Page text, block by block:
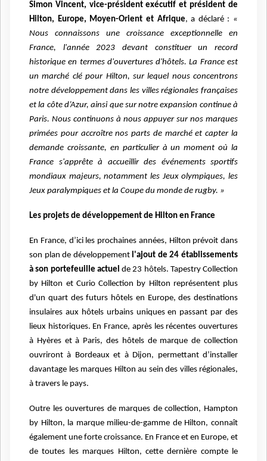
Simon Vincent, vice-président exécutif et président de
Hilton, Europe, Moyen-Orient et Afrique, a déclaré : «
Nous connaissons une croissance exceptionnelle en
France, l'année 2023 devant constituer un record
historique en termes d'ouvertures d'hôtels. La France est
un marché clé pour Hilton, sur lequel nous concentrons
notre développement dans les villes régionales françaises
et la côte d’Azur, ainsi que sur notre expansion continue à
Paris. Nous continuons à nous appuyer sur nos marques
primées pour accroître nos parts de marché et capter la
demande croissante, en particulier à un moment où la
France s'apprête à accueillir des événements sportifs
mondiaux majeurs, notamment les Jeux olympiques, les
Jeux paralympiques et la Coupe du monde de rugby. »
Les projets de développement de Hilton en France
En France, d’ici les prochaines années, Hilton prévoit dans
son plan de développementl'ajout de 24 établissements
à son portefeuille actuel de 23 hôtels. Tapestry Collection
by Hilton et Curio Collection by Hilton représentent plus
d'un quart des futurs hôtels en Europe, des destinations
insulaires aux hôtels urbains uniques en passant par des
lieux historiques. En France, après les récentes ouvertures
à Hyères et à Paris, des hôtels de marque de collection
ouvriront à Bordeaux et à Dijon, permettant d’installer
davantage les marques Hilton au sein des villes régionales,
à travers le pays.
Outre les ouvertures de marques de collection, Hampton
by Hilton, la marque milieu-de-gamme de Hilton, connaît
également une forte croissance. En France et en Europe, et
de toutes les marques Hilton, cette dernière compte le